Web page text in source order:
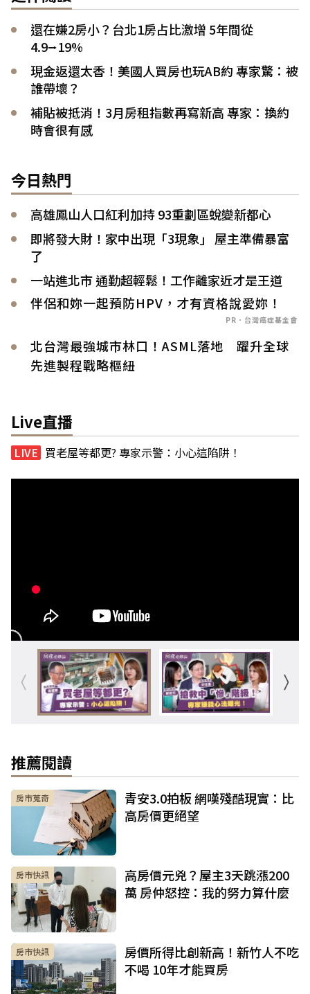
還在嫌2房小？台北1房占比激增 5年間從
4.9⭢19%
現金返還太香！美國人買房也玩AB約 專家驚：被
誰帶壞？
補貼被抵消！3月房租指數再寫新高 專家：換約
時會很有感
今日熱門
高雄鳳山人口紅利加持 93重劃區蛻變新都心
即將發大財！家中出現「3現象」 屋主準備暴富
了
一站進北市 通勤超輕鬆！工作離家近才是王道
伴侶和妳一起預防HPV，才有資格說愛妳！
PR．台灣癌症基金會
北台灣最強城市林口！ASML落地 躍升全球
先進製程戰略樞紐
Live直播
買老屋等都更? 專家示警：小心這陷阱！
推薦閱讀
房市蒐奇
青安3.0拍板 網嘆殘酷現實：比
高房價更絕望
房市快訊
高房價元兇？屋主3天跳漲200
萬 房仲怒控：我的努力算什麼
房市快訊
房價所得比創新高！新竹人不吃
不喝 10年才能買房